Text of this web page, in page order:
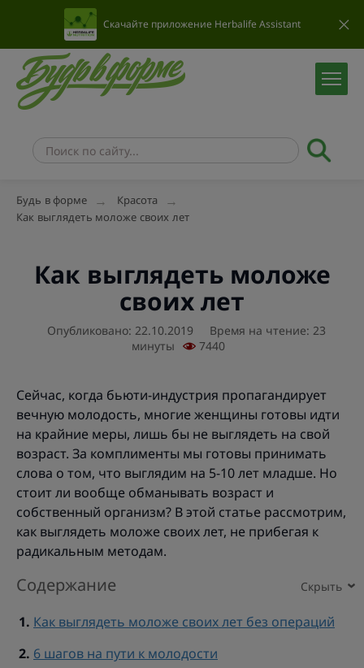
Скачайте приложение Herbalife Assistant
Будь в форме
Красота
Как выглядеть моложе своих лет
Как выглядеть моложе
своих лет
Опубликовано: 22.10.2019
Время на чтение: 23
минуты
7440
Сейчас, когда бьюти-индустрия пропагандирует
вечную молодость, многие женщины готовы идти
на крайние меры, лишь бы не выглядеть на свой
возраст. За комплименты мы готовы принимать
слова о том, что выглядим на 5-10 лет младше. Но
стоит ли вообще обманывать возраст и
собственный организм? В этой статье рассмотрим,
как выглядеть моложе своих лет, не прибегая к
радикальным методам.
Содержание
Как выглядеть моложе своих лет без операций
6 шагов на пути к молодости